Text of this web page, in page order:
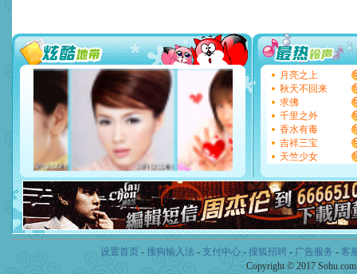
天都要快乐噢!
[圣诞节]奉上一颗祝福的心,
如意,快乐,鲜花,一切美好
[元旦]
看到你我会触电；
断电。爱你是我职业，想
你是我专业！水晶之恋祝你
[元旦]
如果上天让我许三
起；二是再生再世和你在
离。水晶之恋祝你新年快乐
[元旦]
当我狠下心扭头离去
泣，这痛楚让我明白我多
卖了。水晶之恋祝你新年快
[春节]风柔雨润好月圆，半
颜！冬去春来似水如烟，
道一声平安！新年吉祥万事
[春节]传说薰衣草有四片叶
片叶子是希望，第三片叶
送你一棵薰衣草，愿你新年
月亮之上
秋天不回来
求佛
千里之外
香水有毒
吉祥三宝
天竺少女
设置首页 - 搜狗输入法 - 支付中心- 搜狐招聘- 广告服务 - 客
Copyright © 2017